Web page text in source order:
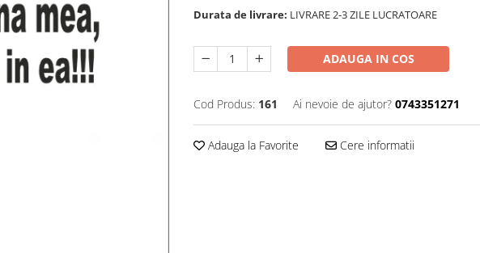
Durata de livrare: LIVRARE 2-3 ZILE LUCRATOARE
ADAUGA IN COS
Cod Produs: 161 Ai nevoie de ajutor? 0743351271
Adauga la Favorite Cere informatii